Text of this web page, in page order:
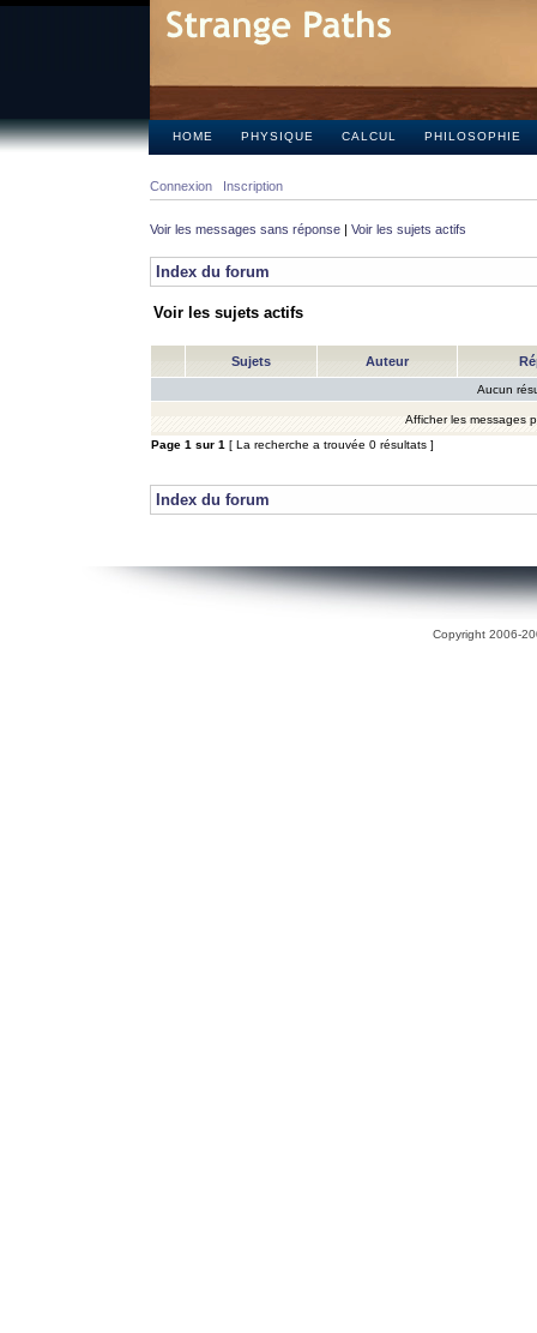
HOME PHYSIQUE CALCUL PHILOSOPHIE
Connexion Inscription
Voir les messages sans réponse | Voir les sujets actifs
Index du forum
Voir les sujets actifs
Sujets Auteur
Aucun
Afficher les messages
Page 1 sur 1 [ La recherche a trouvée 0 résultats ]
Index du forum
Copyright 2006-